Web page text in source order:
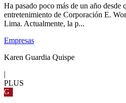
Ha pasado poco más de un año desde
entretenimiento de Corporación E.
Lima. Actualmente, la p...
Empresas
Karen Guardia Quispe
|
PLUS
G